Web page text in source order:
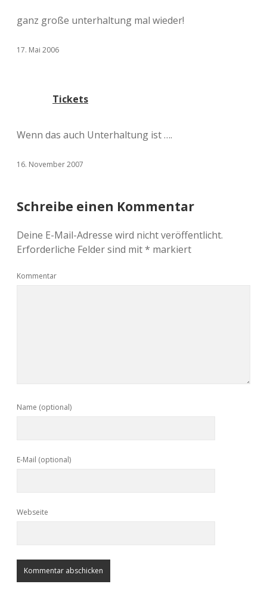
ganz große unterhaltung mal wieder!
17. Mai 2006
Tickets
Wenn das auch Unterhaltung ist ….
16. November 2007
Schreibe einen Kommentar
Deine E-Mail-Adresse wird nicht veröffentlicht.
Erforderliche Felder sind mit* markiert
Kommentar
Name (optional)
E-Mail (optional)
Webseite